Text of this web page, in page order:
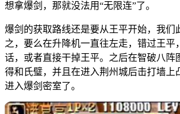
想拿爆剑，那就没法用“无限连”了。
爆剑的获取路线还是要从王平开始，我们
之，要么在升降机一直往左走，错过王平
话，或者直接干掉王平。之后在智破八阵
得和氏璧，并且在进入荆州城后击打墙上
进入爆剑密室了。